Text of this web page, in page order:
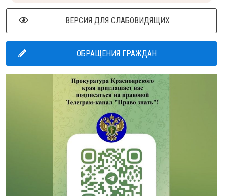
ВЕРСИЯ ДЛЯ СЛАБОВИДЯЩИХ
ОБРАЩЕНИЯ ГРАЖДАН